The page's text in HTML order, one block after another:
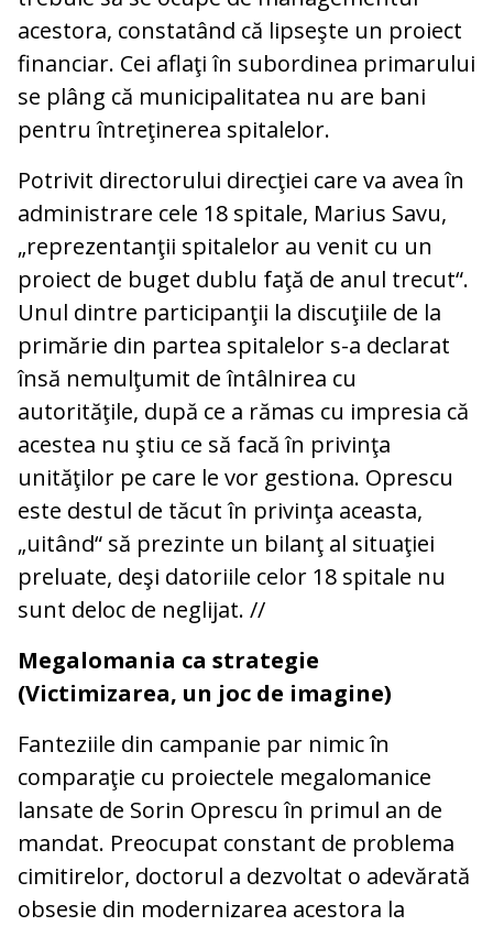
acestora, constatând că lipseşte un proiect
financiar. Cei aflaţi în subordinea primarului
se plâng că municipalitatea nu are bani
pentru întreţinerea spitalelor.
Potrivit directorului direcţiei care va avea în
administrare cele 18 spitale, Marius Savu,
„reprezentanţii spitalelor au venit cu un
proiect de buget dublu faţă de anul trecut“.
Unul dintre participanţii la discuţiile de la
primărie din partea spitalelor s-a declarat
însă nemulţumit de întâlnirea cu
autorităţile, după ce a rămas cu impresia că
acestea nu ştiu ce să facă în privinţa
unităţilor pe care le vor gestiona. Oprescu
este destul de tăcut în privinţa aceasta,
„uitând“ să prezinte un bilanţ al situaţiei
preluate, deşi datoriile celor 18 spitale nu
sunt deloc de neglijat. //
Megalomania ca strategie
(Victimizarea, un joc de imagine)
Fanteziile din campanie par nimic în
comparaţie cu proiectele megalomanice
lansate de Sorin Oprescu în primul an de
mandat. Preocupat constant de problema
cimitirelor, doctorul a dezvoltat o adevărată
obsesie din modernizarea acestora la